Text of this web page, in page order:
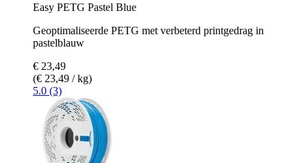
Easy PETG Pastel Blue
Geoptimaliseerde PETG met verbeterd printgedrag in
pastelblauw
€ 23,49
(€ 23,49 / kg)
5.0 (3)